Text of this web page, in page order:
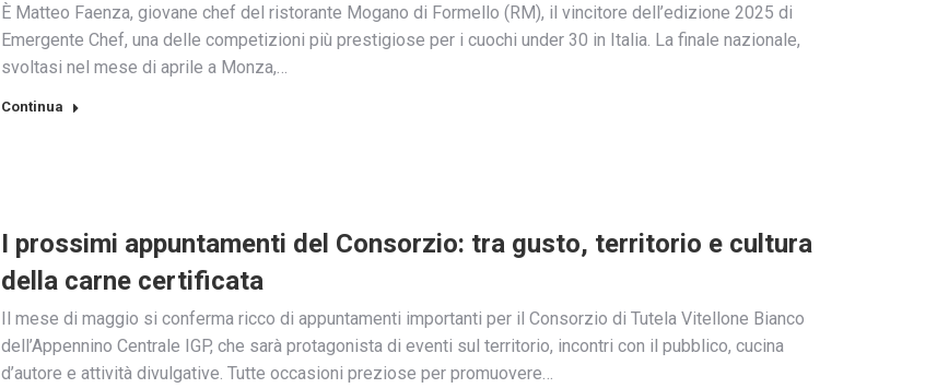
È Matteo Faenza, giovane chef del ristorante Mogano di Formello (RM), il vincitore dell’edizione 2025 di
Emergente Chef, una delle competizioni più prestigiose per i cuochi under 30 in Italia. La finale nazionale,
svoltasi nel mese di aprile a Monza,…
Continua
I prossimi appuntamenti del Consorzio: tra gusto, territorio e cultura
della carne certificata
Il mese di maggio si conferma ricco di appuntamenti importanti per il Consorzio di Tutela Vitellone Bianco
dell’Appennino Centrale IGP, che sarà protagonista di eventi sul territorio, incontri con il pubblico, cucina
d’autore e attività divulgative. Tutte occasioni preziose per promuovere…